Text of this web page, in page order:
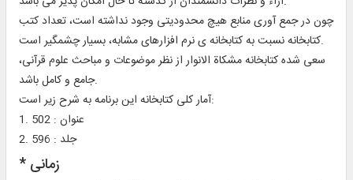
چون در جمع آورى منابع هيچ محدوديتى وجود نداشته است، تعداد كتب
كتابخانه نسبت به كتابخانه ى نرم افزارهاى مشابه، بسيار چشمگير است.
سعى شده كتابخانه مشكاة الانوار از نظر موضوعات و مباحث علوم قرآنى،
جامع و كامل باشد.
آمار كلى كتابخانه اين برنامه به شرح زير است:
1. عنوان : 502
2. جلد : 596
* زمانى‏